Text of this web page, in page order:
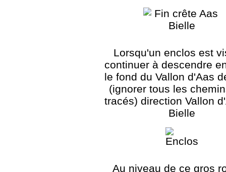
Lorsqu'un enclos est
continuer à descendre
le fond du Vallon d'Aas
(ignorer tous les
tracés) direction Vallon
Bielle
Au niveau de ce gros